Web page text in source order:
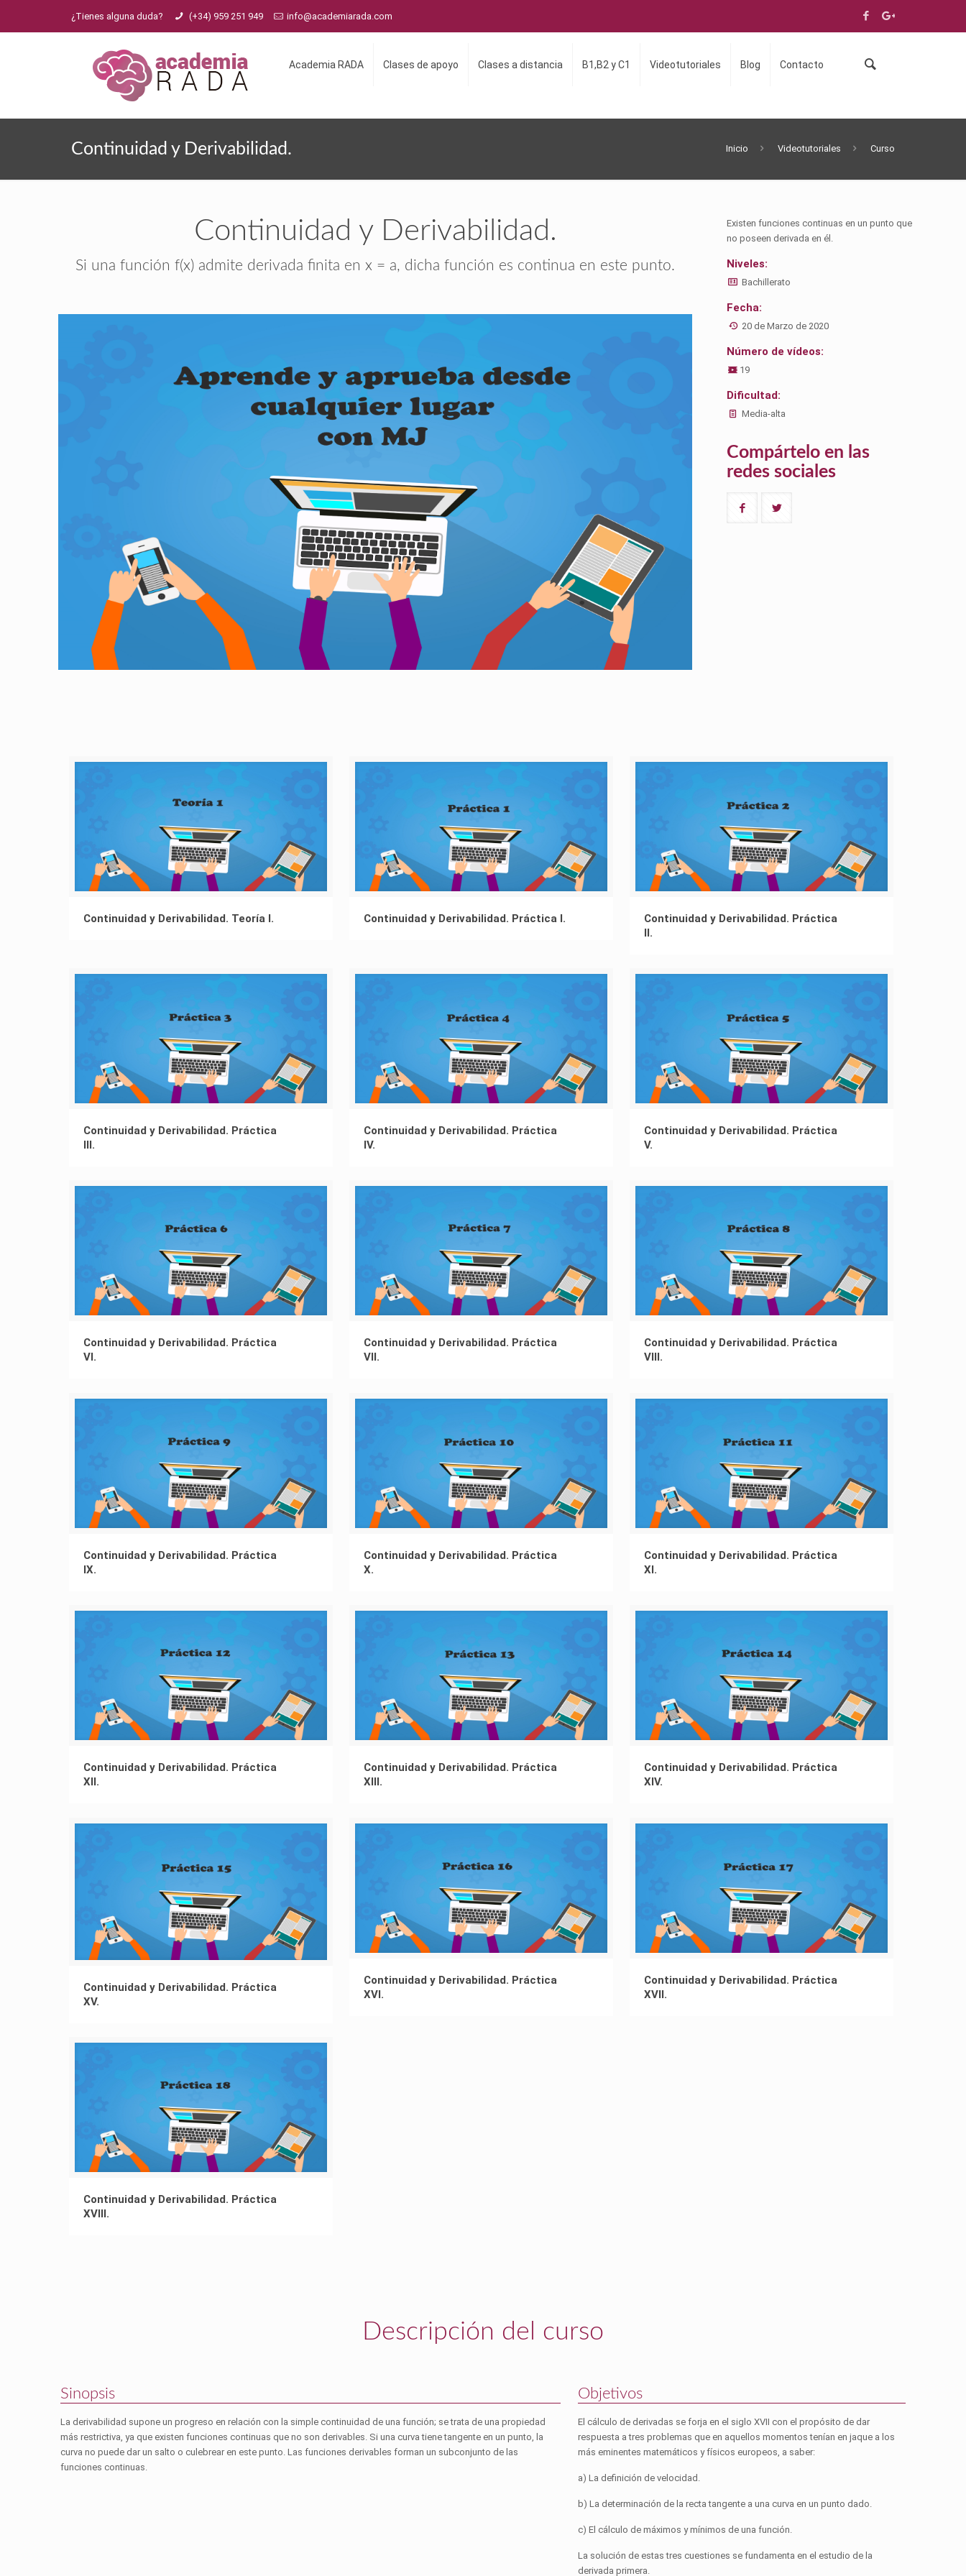
¿Tienes alguna duda? (+34) 959 251 949 info@academiarada.com
Academia RADA Clases de apoyo Clases a distancia B1,B2 y C1 Videotutoriales Blog Contacto
Continuidad y Derivabilidad. Inicio Videotutoriales Curso
Continuidad y Derivabilidad.
Si una función f(x) admite derivada finita en x = a, dicha función es continua en este punto.
Existen funciones continuas en un punto que
no poseen derivada en él.
Niveles:
Bachillerato
Fecha:
20 de Marzo de 2020
Número de vídeos:
19
Dificultad:
Media-alta
Compártelo en las
redes sociales
Continuidad y Derivabilidad. Teoría I. Continuidad y Derivabilidad. Práctica I.
Continuidad y Derivabilidad. Práctica
II.
Continuidad y Derivabilidad. Práctica
III.
Continuidad y Derivabilidad. Práctica
IV.
Continuidad y Derivabilidad. Práctica
V.
Continuidad y Derivabilidad. Práctica
VI.
Continuidad y Derivabilidad. Práctica
VII.
Continuidad y Derivabilidad. Práctica
VIII.
Continuidad y Derivabilidad. Práctica
IX.
Continuidad y Derivabilidad. Práctica
X.
Continuidad y Derivabilidad. Práctica
XI.
Continuidad y Derivabilidad. Práctica
XII.
Continuidad y Derivabilidad. Práctica
XIII.
Continuidad y Derivabilidad. Práctica
XIV.
Continuidad y Derivabilidad. Práctica
XV.
Continuidad y Derivabilidad. Práctica
XVI.
Continuidad y Derivabilidad. Práctica
XVII.
Continuidad y Derivabilidad. Práctica
XVIII.
Descripción del curso
Sinopsis
La derivabilidad supone un progreso en relación con la simple continuidad de una función; se trata de una propiedad
más restrictiva, ya que existen funciones continuas que no son derivables. Si una curva tiene tangente en un punto, la
curva no puede dar un salto o culebrear en este punto. Las funciones derivables forman un subconjunto de las
funciones continuas.
Objetivos
El cálculo de derivadas se forja en el siglo XVII con el propósito de dar
respuesta a tres problemas que en aquellos momentos tenían en jaque a los
más eminentes matemáticos y físicos europeos, a saber:
a) La definición de velocidad.
b) La determinación de la recta tangente a una curva en un punto dado.
c) El cálculo de máximos y mínimos de una función.
La solución de estas tres cuestiones se fundamenta en el estudio de la
derivada primera.